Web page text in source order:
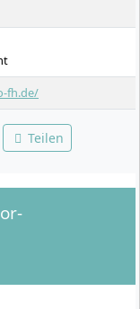
fh.de/
Teilen